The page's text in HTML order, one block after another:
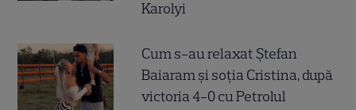
Karolyi
Cum s-au relaxat Ștefan
Baiaram și soția Cristina, după
victoria 4-0 cu Petrolul